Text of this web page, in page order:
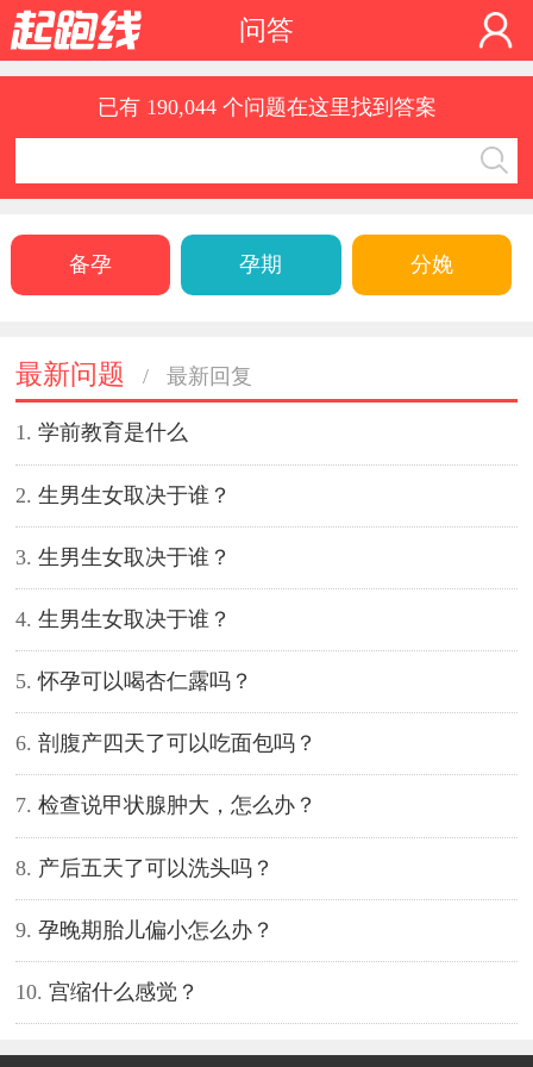
问答
已有 190,044 个问题在这里找到答案
备孕 孕期 分娩
最新问题 / 最新回复
1. 学前教育是什么
2. 生男生女取决于谁？
3. 生男生女取决于谁？
4. 生男生女取决于谁？
5.怀孕可以喝杏仁露吗？
6. 剖腹产四天了可以吃面包吗？
7. 检查说甲状腺肿大，怎么办？
8. 产后五天了可以洗头吗？
9. 孕晚期胎儿偏小怎么办？
10. 宫缩什么感觉？